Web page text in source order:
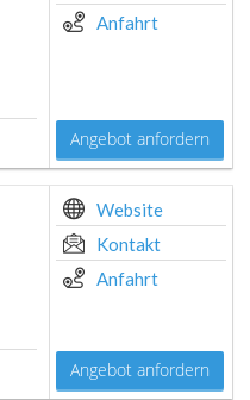
Anfahrt
Angebot anfordern
Website
Kontakt
Anfahrt
Angebot anfordern